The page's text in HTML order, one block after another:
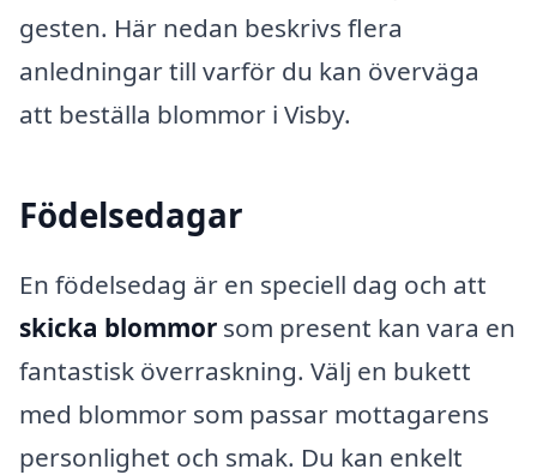
gesten. Här nedan beskrivs flera
anledningar till varför du kan överväga
att beställa blommor i Visby.
Födelsedagar
En födelsedag är en speciell dag och att
skicka blommor som present kan vara en
fantastisk överraskning. Välj en bukett
med blommor som passar mottagarens
personlighet och smak. Du kan enkelt